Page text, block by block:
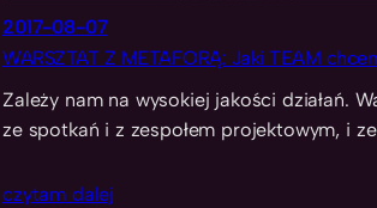
2017-08-07
WARSZTAT Z METAFORĄ: Jaki TEAM
Zależy nam na wysokiej jakości działań.
ze spotkań i z zespołem projektowym, i
czytam dalej